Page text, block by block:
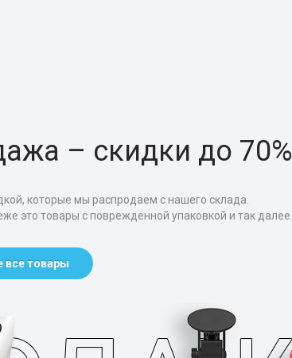
– скидки до 70%
которые мы распродаем с нашего склада.
это товары с поврежденной упаковкой и так далее.
все товары